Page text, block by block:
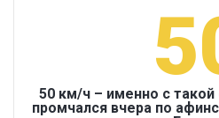
50 км/ч – именно с
промчался вчера по